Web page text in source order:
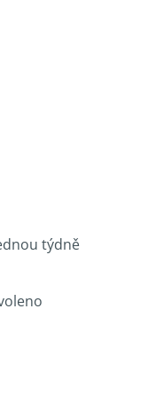
týdně